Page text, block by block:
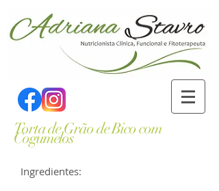
Torta de Grão de Bico com
Cogumelos
Ingredientes: